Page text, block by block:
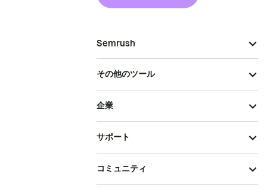
Semrush
その他のツール
企業
サポート
コミュニティ